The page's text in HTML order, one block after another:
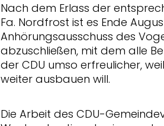
Nach dem Erlass der
Fa. Nordfrost ist es Ende
Anhörungsausschuss des
abzuschließen, mit dem alle
der CDU umso erfreulicher,
weiter ausbauen will.
Die Arbeit des CDU-